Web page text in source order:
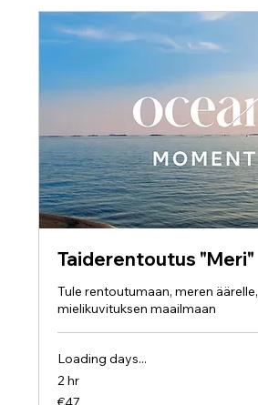
Taiderentoutus "Meri"
Tule rentoutumaan, meren äärelle,
mielikuvituksen maailmaan
Loading days...
2 hr
47